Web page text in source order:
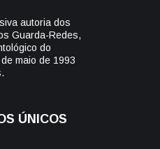
autoria dos
Guarda-Redes,
do
maio de 1993
ÚNICOS